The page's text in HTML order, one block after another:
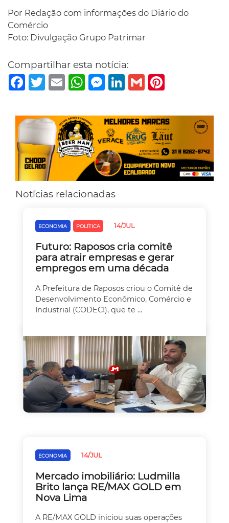
Por Redação com informações do Diário do
Comércio
Foto: Divulgação Grupo Patrimar
Compartilhar esta notícia:
Facebook
TwitterEmail WhatsAppMessenger
LinkedIn
Gmail
Notícias relacionadas
ECONOMIA POLÍTICA 14/JUL
Futuro: Raposos cria comitê
para atrair empresas e gerar
empregos em uma década
A Prefeitura de Raposos criou o Comitê de
Desenvolvimento Econômico, Comércio e
Industrial (CODECI), que te ...
ECONOMIA 14/JUL
Mercado imobiliário: Ludmilla
Brito lança RE/MAX GOLD em
Nova Lima
A RE/MAX GOLD iniciou suas operações